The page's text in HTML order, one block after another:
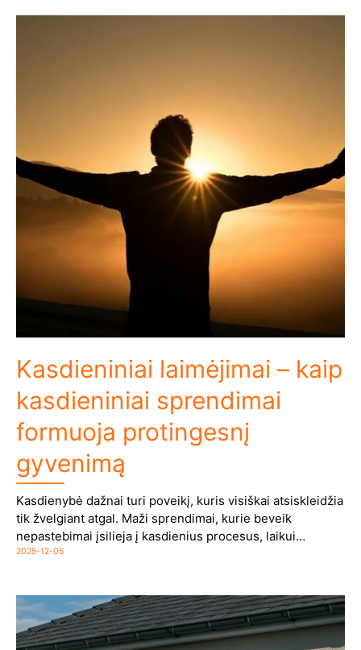
Kasdieniniai laimėjimai – kaip
kasdieniniai sprendimai
formuoja protingesnį
gyvenimą
Kasdienybė dažnai turi poveikį, kuris visiškai atsiskleidžia
tik žvelgiant atgal. Maži sprendimai, kurie beveik
nepastebimai įsilieja į kasdienius procesus, laikui…
2025-12-05